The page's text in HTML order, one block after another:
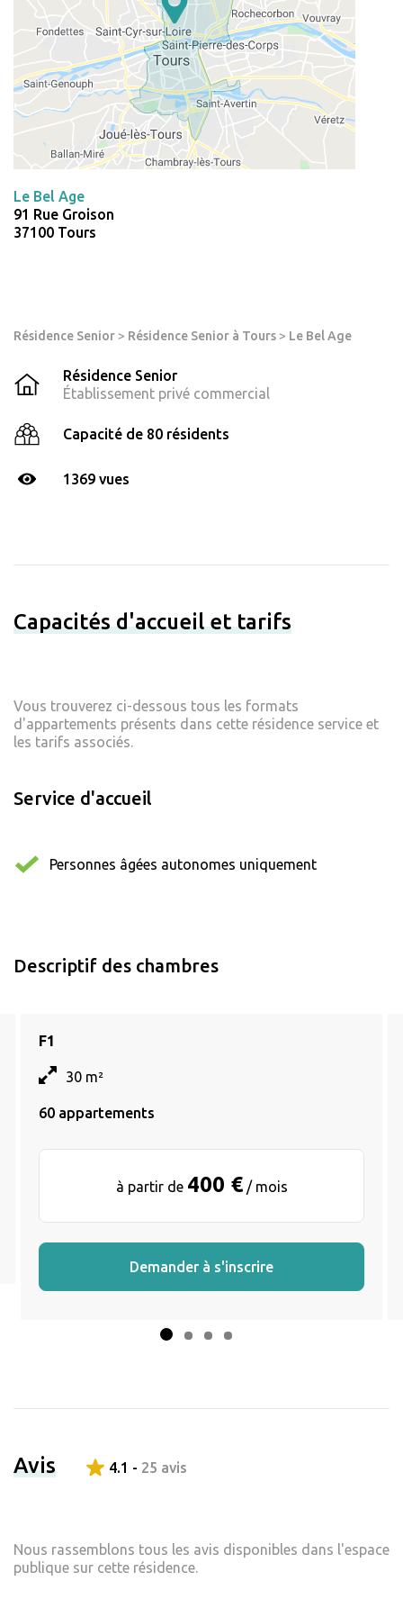
Résidence Senior > Résidence Senior à Tours > Le Bel Age
Résidence Senior
Établissement privé commercial
Capacité de 80 résidents
1369 vues
Le Bel Age
91 Rue Groison
37100 Tours
Capacités d'accueil et tarifs
Vous trouverez ci-dessous tous les formats
d'appartements présents dans cette résidence service et
les tarifs associés.
Service d'accueil
Personnes âgées autonomes uniquement
Descriptif des chambres
F1
30 m²
60 appartements
à partir de 400 €/ mois
Demander à s'inscrire
Avis 4.1 - 25 avis
Nous rassemblons tous les avis disponibles dans l'espace
publique sur cette résidence.